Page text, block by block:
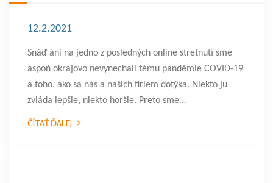
12.2.2021
Snáď ani na jedno z posledných online stretnutí sme
aspoň okrajovo nevynechali tému pandémie COVID-19
a toho, ako sa nás a našich firiem dotýka. Niekto ju
zvláda lepšie, niekto horšie. Preto sme…
ČÍTAŤ ĎALEJ